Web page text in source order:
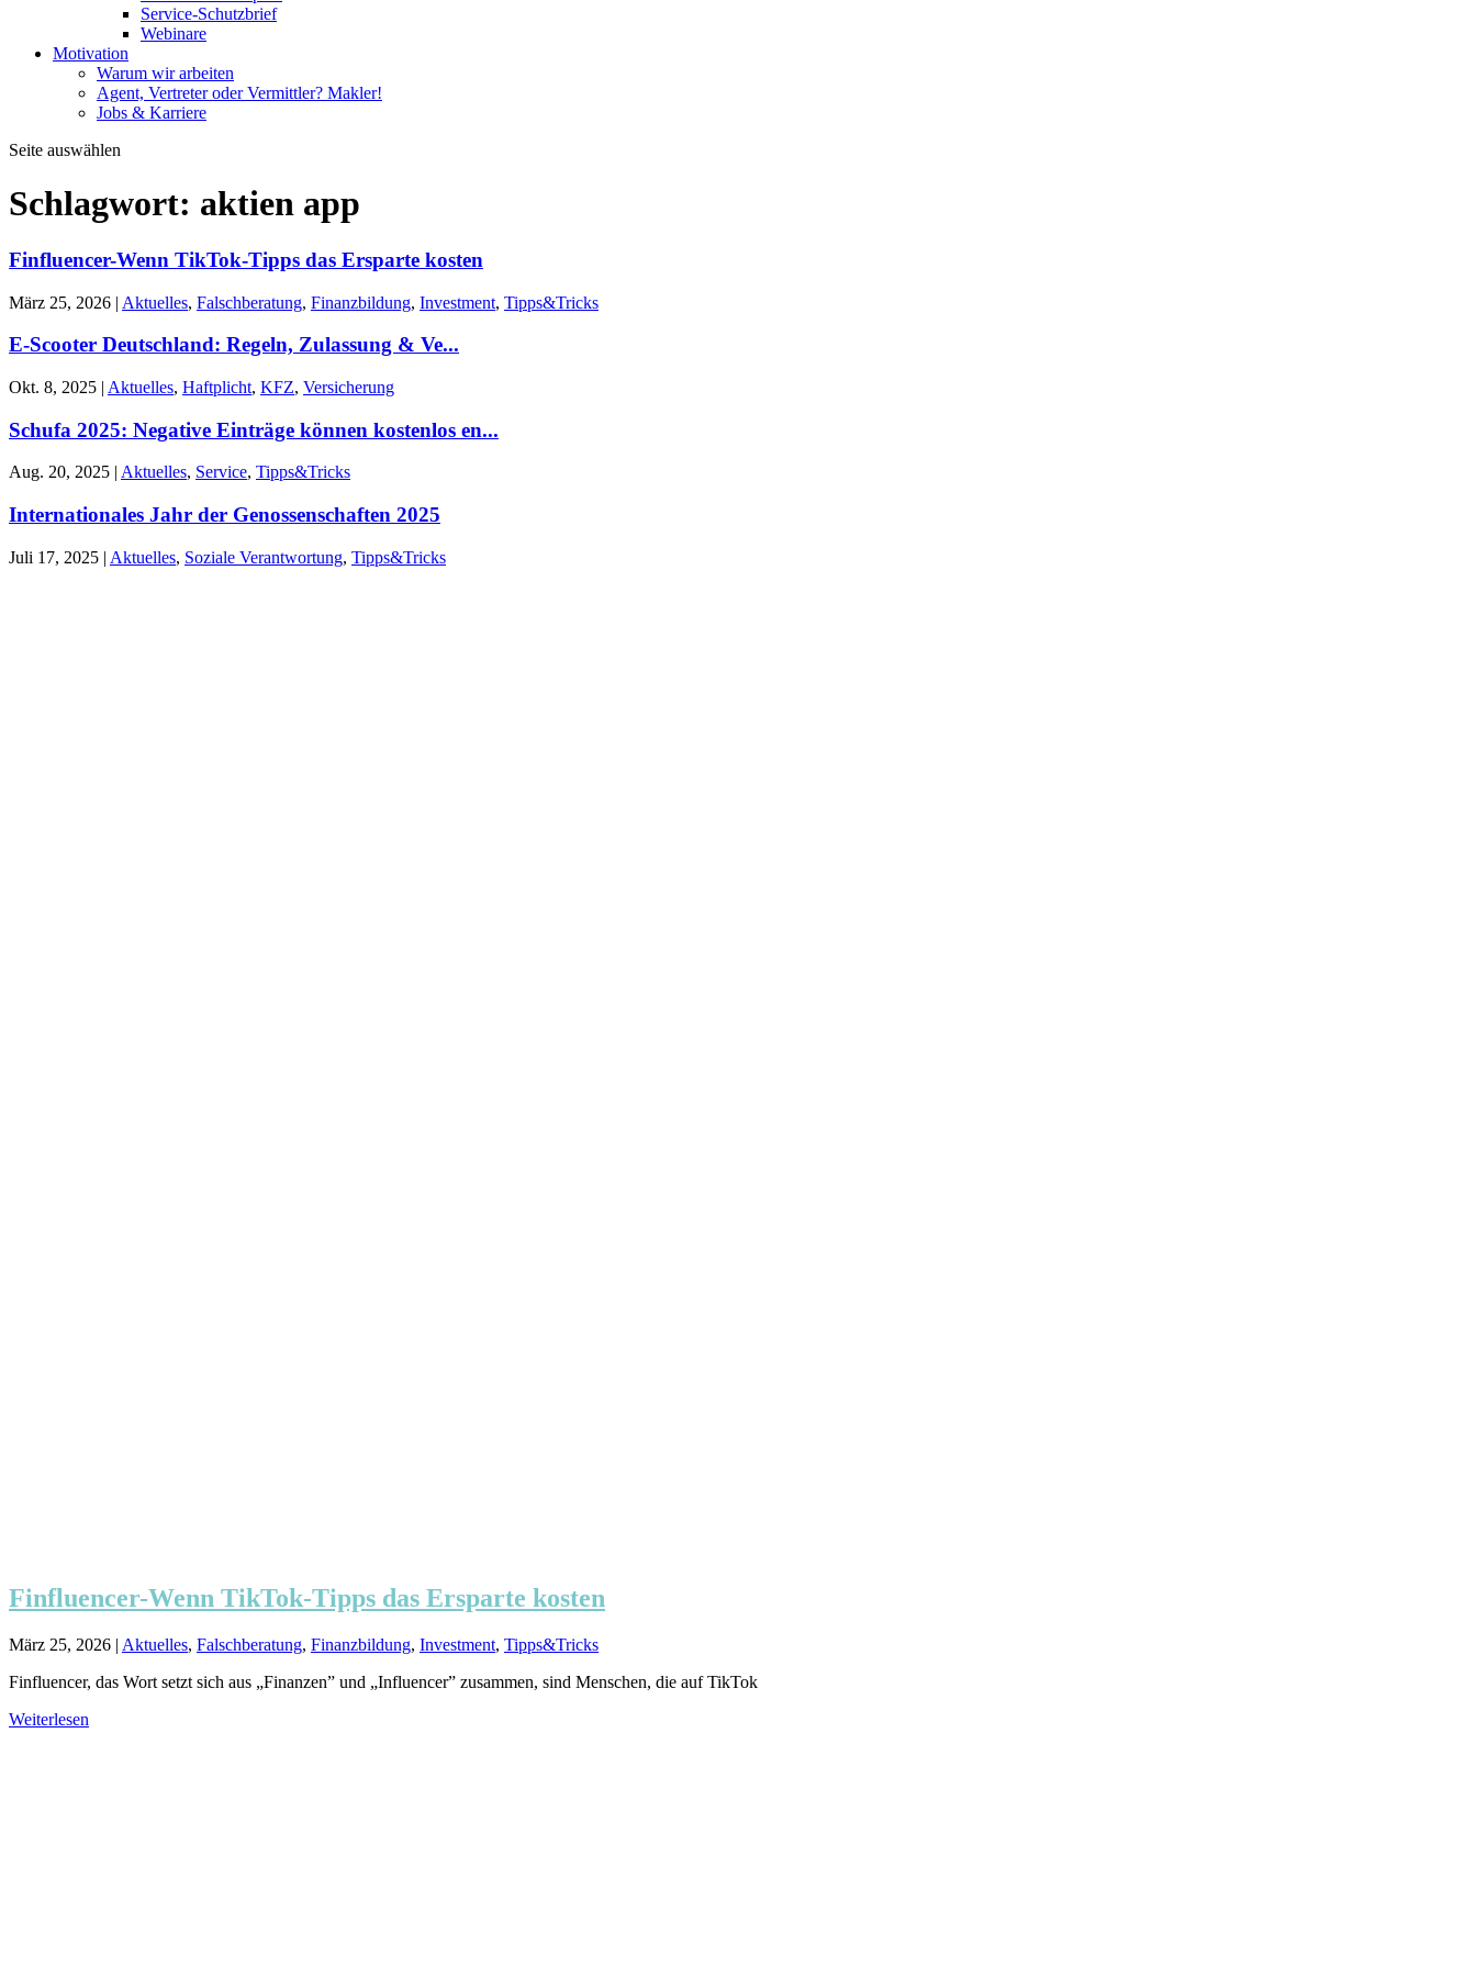
Service-Schutzbrief
Webinare
Motivation
Warum wir arbeiten
Agent, Vertreter oder Vermittler? Makler!
Jobs & Karriere
Seite auswählen
Schlagwort: aktien app
Finfluencer-Wenn TikTok-Tipps das Ersparte kosten
März 25, 2026 | Aktuelles, Falschberatung, Finanzbildung, Investment, Tipps&Tricks
E-Scooter Deutschland: Regeln, Zulassung & Ve...
Okt. 8, 2025 | Aktuelles, Haftplicht, KFZ, Versicherung
Schufa 2025: Negative Einträge können kostenlos en...
Aug. 20, 2025 Aktuelles, Service, Tipps&Tricks
Internationales Jahr der Genossenschaften 2025
Juli 17, 2025 | Aktuelles, Soziale Verantwortung, Tipps&Tricks
Finfluencer-Wenn TikTok-Tipps das Ersparte kosten
März 25, 2026 | Aktuelles, Falschberatung, Finanzbildung, Investment, Tipps&Tricks
Finfluencer, das Wort setzt sich aus „Finanzen” und „Influencer” zusammen, sind Menschen, die auf TikTok
Weiterlesen